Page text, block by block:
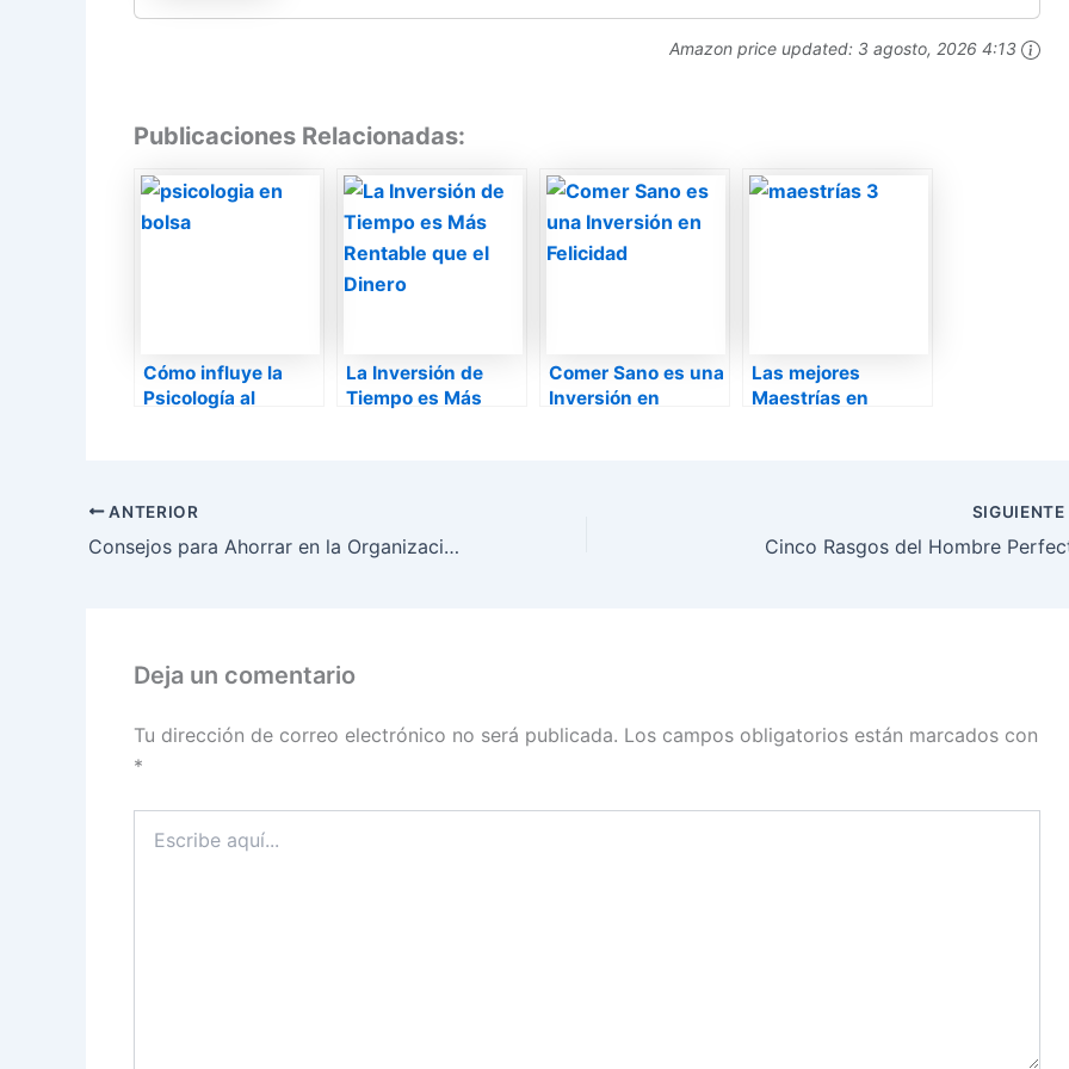
Amazon price updated: 3 agosto, 2026 4:13
Publicaciones Relacionadas:
Cómo influye la
Psicología al
La Inversión de
Tiempo es Más
Comer Sano es una
Inversión en
Las mejores
Maestrías en
ANTERIOR
Consejos para Ahorrar en la Organización de Bodas
SIGUIENTE
Cinco Rasgos del Hombre
Deja un comentario
Tu dirección de correo electrónico no será publicada. Los campos obligatorios están marcados con
*
aquí...